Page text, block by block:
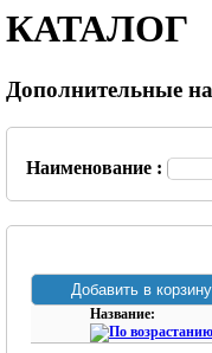
КАТАЛОГ
Дополнительные
Наименование :
Название: